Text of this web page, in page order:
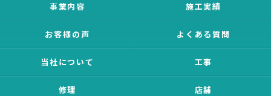
事業内容 施工実績
お客様の声 よくある質問
当社について 工事
修理 店舗